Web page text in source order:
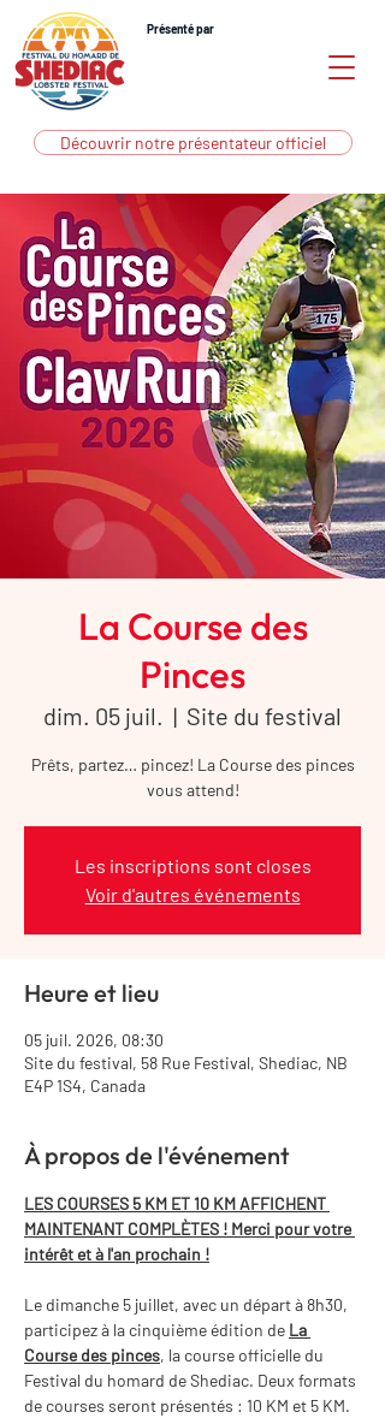
Présenté par
Découvrir notre présentateur officiel
La Course des
Pinces
dim. 05 juil.
  |
Site du festival
Prêts, partez… pincez! La Course des pinces
vous attend!
Les inscriptions sont closes
Voir d'autres événements
Heure et lieu
05 juil. 2026, 08:30
Site du festival, 58 Rue Festival, Shediac, NB
E4P 1S4, Canada
À propos de l'événement
LES COURSES 5 KM ET 10 KM AFFICHENT
MAINTENANT COMPLÈTES ! Merci pour votre
intérêt et à l'an prochain !
Le dimanche 5 juillet, avec un départ à 8h30,
participez à la cinquième édition de La
Course des pinces, la course officielle du
Festival du homard de Shediac. Deux formats
de courses seront présentés : 10 KM et 5 KM.